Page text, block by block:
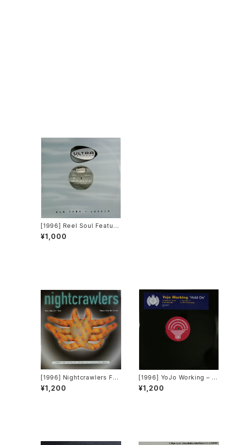
[1996] Reel Soul Featurin
g Carolyn Harding – This
Love We've Found [Ultra
¥1,000
[1996] Nightcrawlers Fea
turing John Reid – Shoul
d I Ever (Fall In Love) [1st
¥1,200
[1996] YoJo Working – H
old On [Sound Of Ministr
y][2枚組][PROMO]
¥1,200